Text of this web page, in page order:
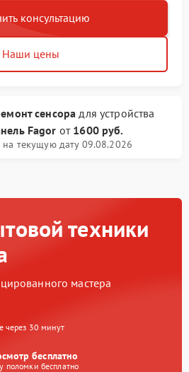
консультацию
Наши цены
сенсора для устройства
Fagor от 1600 руб.
на текущую дату 09.08.2026
техники
мастера
через 30 минут
бесплатно
поломки бесплатно